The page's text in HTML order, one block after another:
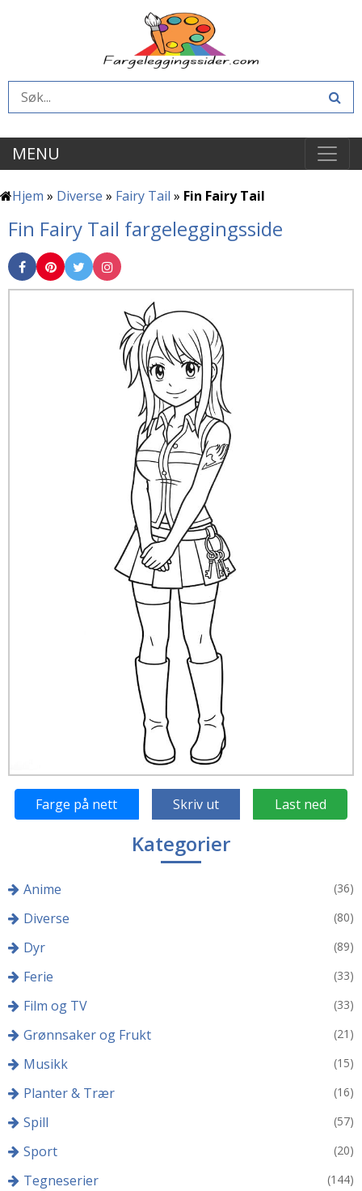
MENU
Hjem » Diverse » Fairy Tail » Fin Fairy Tail
Fin Fairy Tail fargeleggingsside
Farge på nett Skriv ut Last ned
Kategorier
Anime (36)
Diverse (80)
Dyr (89)
Ferie (33)
Film og TV (33)
Grønnsaker og Frukt (21)
Musikk (15)
Planter & Trær (16)
Spill (57)
Sport (20)
Tegneserier (144)